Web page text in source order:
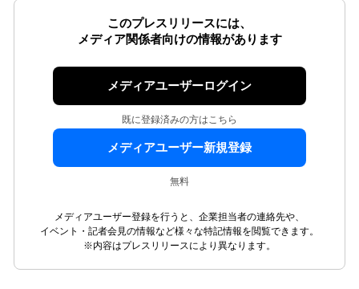
このプレスリリースには、
メディア関係者向けの情報があります
メディアユーザーログイン
既に登録済みの方はこちら
メディアユーザー新規登録
無料
メディアユーザー登録を行うと、企業担当者の連絡先や、
イベント・記者会見の情報など様々な特記情報を閲覧できます。
※内容はプレスリリースにより異なります。